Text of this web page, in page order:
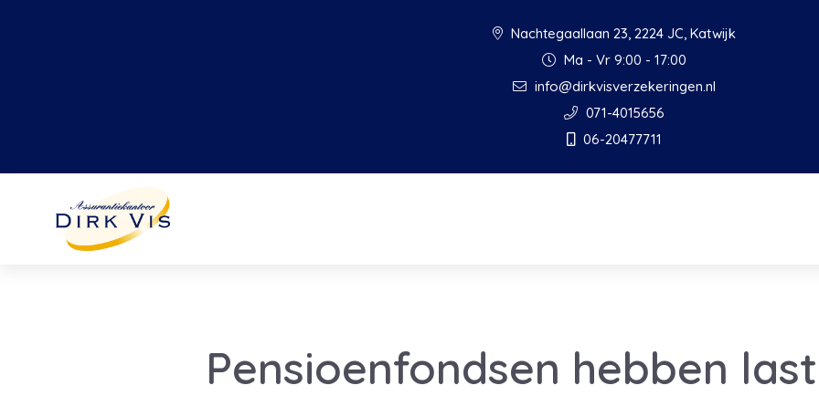
Nachtegaallaan 23, 2224 JC, Katwijk
Ma - Vr 9:00 - 17:00
info@dirkvisverzekeringen.nl
071-4015656
06-20477711
Pensioenfondsen hebben